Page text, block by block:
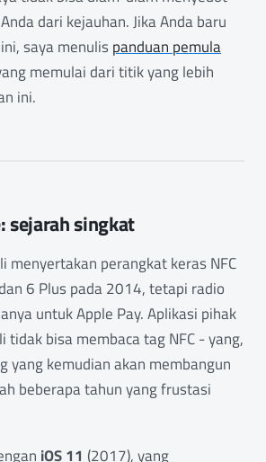
dari kejauhan. Jika Anda baru
saya menulis panduan pemula
memulai dari titik yang lebih
ini.
sejarah singkat
menyertakan perangkat keras NFC
6 Plus pada 2014, tetapi radio
untuk Apple Pay. Aplikasi pihak
tidak bisa membaca tag NFC - yang,
yang kemudian akan membangun
beberapa tahun yang frustasi
iOS 11 (2017), yang